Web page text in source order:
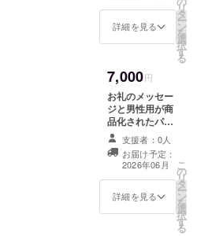
りしま
す。 (三
つ折り
メッ
ジ・三
つ折り
リーフ
レッ
ト/A4サ
イズ) 女
性用下
着型ス
トーマ
具 1
枚
詳細を見る
リ
タ
ー
ン
を
選
択
す
る
7,000円
お礼のメッセー
ジと男性用が商
品化されたパン
フレットを送り
ます。 (三つ折り
メッセージ・三
つ折りリーフ
レット/A4サイ
ズ) 新商品：男性
支援者：0人
お届け予定：
2026年06月
詳細を見る
こ
の
リ
タ
ー
ン
を
選
択
す
る